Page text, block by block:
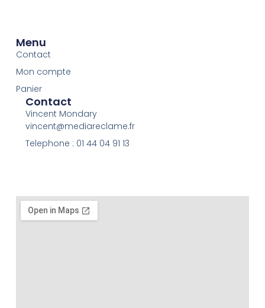
Menu
Contact
Mon compte
Panier
Contact
Vincent Mondary
vincent@mediareclame.fr
Telephone : 01 44 04 91 13